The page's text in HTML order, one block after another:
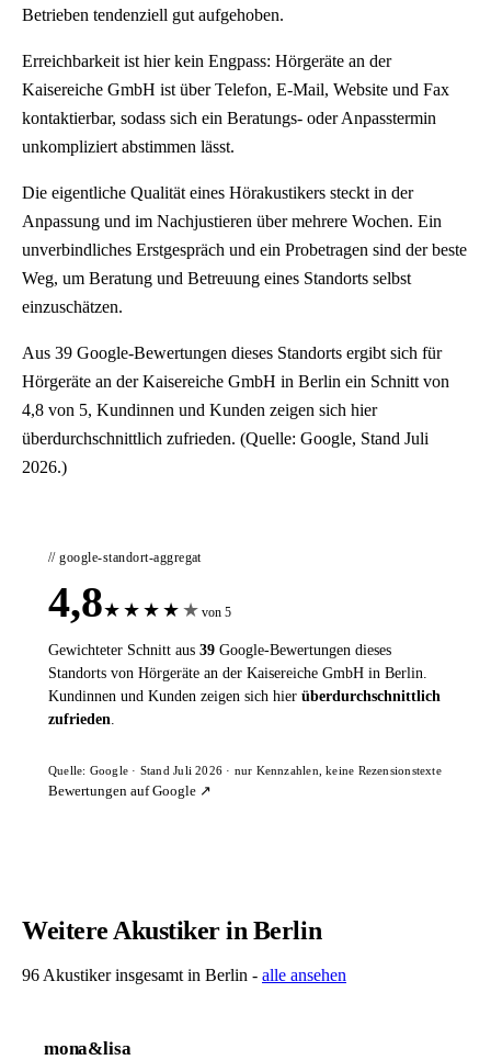
Betrieben tendenziell gut aufgehoben.
Erreichbarkeit ist hier kein Engpass: Hörgeräte an der
Kaisereiche GmbH ist über Telefon, E-Mail, Website und Fax
kontaktierbar, sodass sich ein Beratungs- oder Anpasstermin
unkompliziert abstimmen lässt.
Die eigentliche Qualität eines Hörakustikers steckt in der
Anpassung und im Nachjustieren über mehrere Wochen. Ein
unverbindliches Erstgespräch und ein Probetragen sind der beste
Weg, um Beratung und Betreuung eines Standorts selbst
einzuschätzen.
Aus 39 Google-Bewertungen dieses Standorts ergibt sich für
Hörgeräte an der Kaisereiche GmbH in Berlin ein Schnitt von
4,8 von 5, Kundinnen und Kunden zeigen sich hier
überdurchschnittlich zufrieden. (Quelle: Google, Stand Juli
2026.)
// google-standort-aggregat
4,8★ ★ ★ ★ ★ von 5
Gewichteter Schnitt aus 39 Google-Bewertungen dieses
Standorts von Hörgeräte an der Kaisereiche GmbH in Berlin.
Kundinnen und Kunden zeigen sich hier überdurchschnittlich
zufrieden.
Quelle: Google · Stand Juli 2026 · nur Kennzahlen, keine Rezensionstexte
Bewertungen auf Google ↗
Weitere Akustiker in Berlin
96 Akustiker insgesamt in Berlin - alle ansehen
mona&lisa